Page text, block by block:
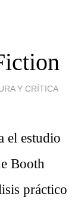
Y CRÍTICA
el estudio
Booth
práctico